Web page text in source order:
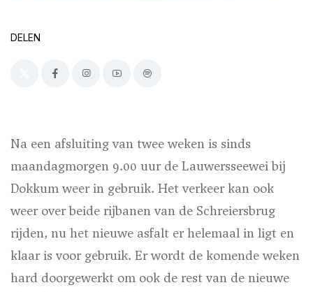
DELEN
Na een afsluiting van twee weken is sinds
maandagmorgen 9.00 uur de Lauwersseewei bij
Dokkum weer in gebruik. Het verkeer kan ook
weer over beide rijbanen van de Schreiersbrug
rijden, nu het nieuwe asfalt er helemaal in ligt en
klaar is voor gebruik. Er wordt de komende weken
hard doorgewerkt om ook de rest van de nieuwe